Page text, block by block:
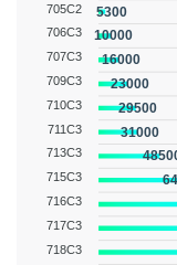
705C2
706C3
707C3
709C3
710C3
711C3
713C3
715C3
716C3
717C3
718C3
5300
10000
16000
23000
29500
31000